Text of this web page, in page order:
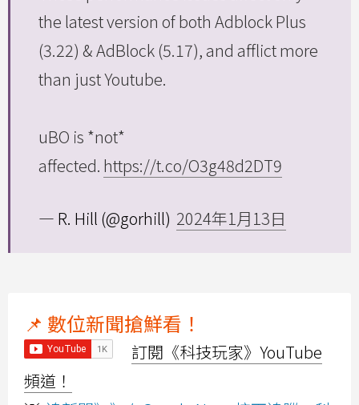
the latest version of both Adblock Plus
(3.22) & AdBlock (5.17), and afflict more
than just Youtube.
uBO is *not*
affected. https://t.co/O3g48d2DT9
— R. Hill (@gorhill) 2024年1月13日
📌 數位新聞搶鮮看！
訂閱《科技玩家》YouTube
頻道！